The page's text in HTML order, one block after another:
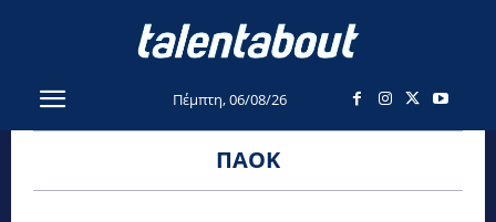
Πέμπτη, 06/08/26
ΠΑΟΚ